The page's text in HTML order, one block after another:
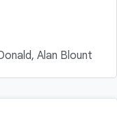
Alan Blount